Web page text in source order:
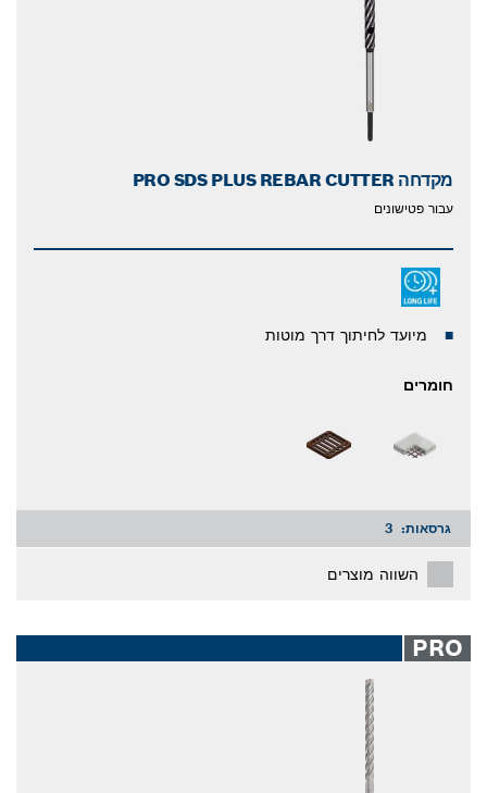
מקדחה PRO SDS PLUS REBAR CUTTER
עבור פטישונים
מיועד לחיתוך דרך מוטות
חומרים
גרסאות: 3
השווה מוצרים
PRO